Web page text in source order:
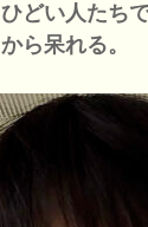
どい人たち
ら呆れる。